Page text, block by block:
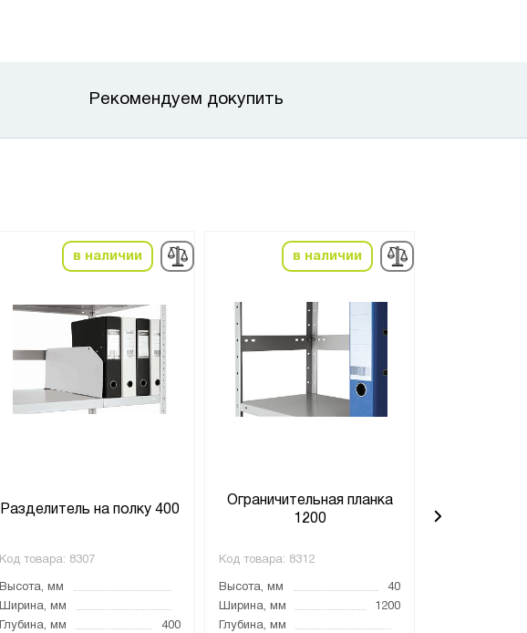
Рекомендуем докупить
в наличии
Разделитель на полку 400
Код товара: 8307
Высота, мм
Ширина, мм
Глубина, мм
400
в наличии
Ограничительная планка
1200
Код товара: 8312
Высота, мм
40
Ширина, мм
1200
Глубина, мм